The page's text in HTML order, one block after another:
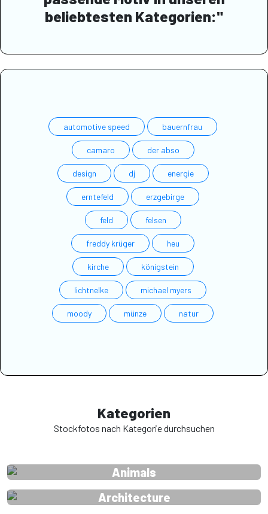
beliebtesten Kategorien:"
automotive speed bauernfrau
camaro der abso
design dj energie
erntefeld erzgebirge
feld felsen
freddy krüger heu
kirche königstein
lichtnelke michael myers
moody münze natur
Kategorien
Stockfotos nach Kategorie durchsuchen
Animals
Architecture